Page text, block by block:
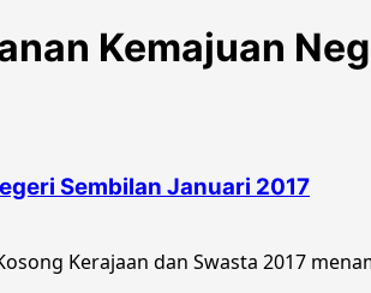
Kemajuan
Sembilan Januari 2017
Kerajaan dan Swasta 2017